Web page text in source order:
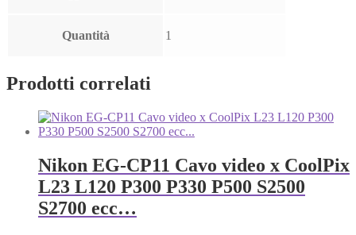
Quantità 1
Prodotti correlati
Nikon EG-CP11 Cavo video x CoolPix
L23 L120 P300 P330 P500 S2500
S2700 ecc…